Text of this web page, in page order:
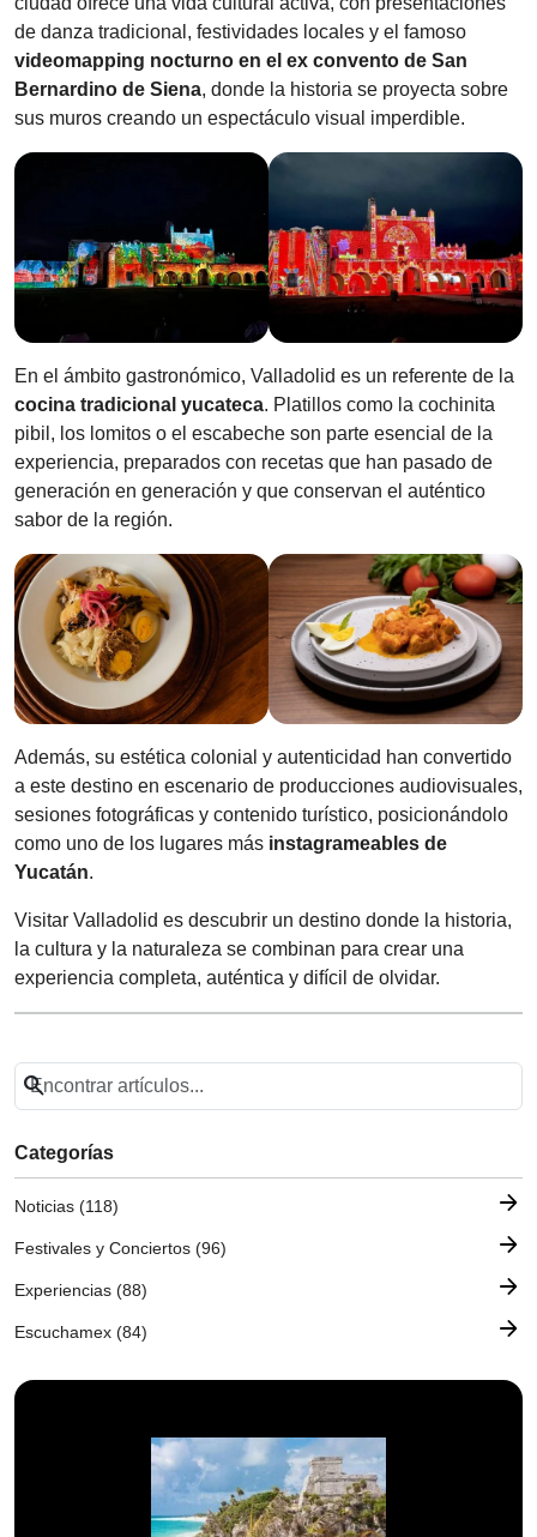
de danza tradicional, festividades locales y el famoso
videomapping nocturno en el ex convento de San
Bernardino de Siena, donde la historia se proyecta sobre
sus muros creando un espectáculo visual imperdible.
En el ámbito gastronómico, Valladolid es un referente de la
cocina tradicional yucateca. Platillos como la cochinita
pibil, los lomitos o el escabeche son parte esencial de la
experiencia, preparados con recetas que han pasado de
generación en generación y que conservan el auténtico
sabor de la región.
Además, su estética colonial y autenticidad han convertido
a este destino en escenario de producciones audiovisuales,
sesiones fotográficas y contenido turístico, posicionándolo
como uno de los lugares más instagrameables de
Yucatán.
Visitar Valladolid es descubrir un destino donde la historia,
la cultura y la naturaleza se combinan para crear una
experiencia completa, auténtica y difícil de olvidar.
search
Categorías
Noticias (118) arrow_forward
Festivales y Conciertos (96) arrow_forward
Experiencias (88) arrow_forward
Escuchamex (84) arrow_forward